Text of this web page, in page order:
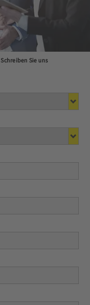
Schreiben Sie uns